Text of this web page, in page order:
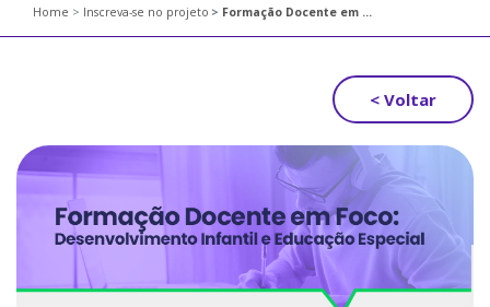
Home Inscreva-se no projeto Formação Docente em Foco: Desenvolvimento Infantil e Educação Especial
< Voltar